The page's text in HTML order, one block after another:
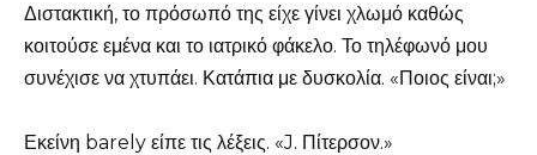
Διστακτική, το πρόσωπό της είχε γίνει χλωμό καθώς
κοιτούσε εμένα και το ιατρικό φάκελο. Το τηλέφωνό μου
συνέχισε να χτυπάει. Κατάπια με δυσκολία. «Ποιος είναι;»
Εκείνη barely είπε τις λέξεις. «J. Πίτερσον.»